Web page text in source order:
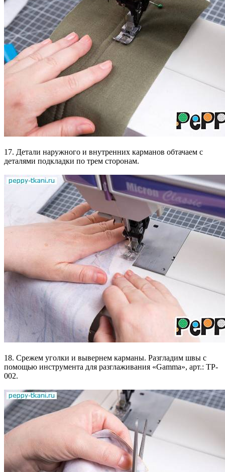
17. Детали наружного и внутренних карманов обтачаем с
деталями подкладки по трем сторонам.
18. Срежем уголки и вывернем карманы. Разгладим швы с
помощью инструмента для разглаживания «Gamma», арт.: TP-
002.